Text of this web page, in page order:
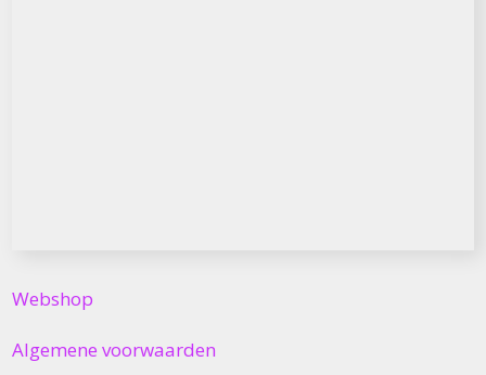
Webshop
Algemene voorwaarden